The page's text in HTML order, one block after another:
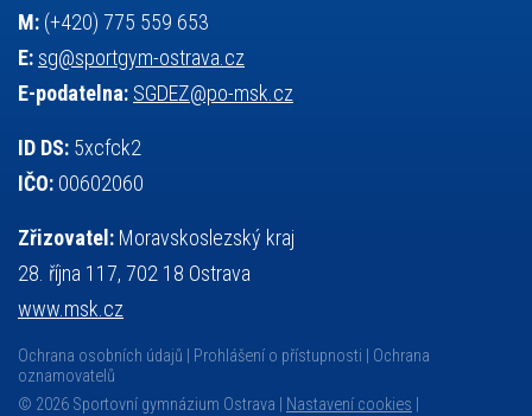
M: (+420) 775 559 653
E: sg@sportgym-ostrava.cz
E-podatelna: SGDEZ@po-msk.cz
ID DS: 5xcfck2
IČO: 00602060
Zřizovatel: Moravskoslezský kraj
28. října 117, 702 18 Ostrava
www.msk.cz
Ochrana osobních údajů Prohlášení o přístupnosti
Ochrana
oznamovatelů
© 2026 Sportovní gymnázium Ostrava |
Nastavení cookies